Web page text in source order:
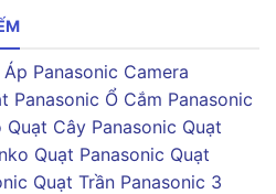
Panasonic Camera
Panasonic Ổ Cắm Panasonic
Quạt Cây Panasonic Quạt
Quạt Panasonic Quạt
Quạt Trần Panasonic 3